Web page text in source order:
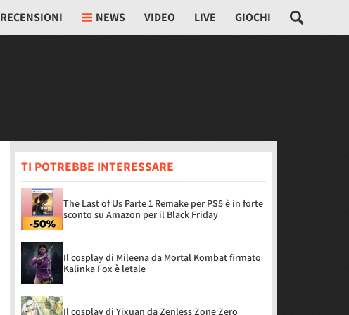
RECENSIONI NEWS VIDEO LIVE GIOCHI
TI POTREBBE INTERESSARE
The Last of Us Parte 1 Remake per PS5 è in forte
sconto su Amazon per il Black Friday
Il cosplay di Mileena da Mortal Kombat firmato
Kalinka Fox è letale
Il cosplay di Yixuan da Zenless Zone Zero